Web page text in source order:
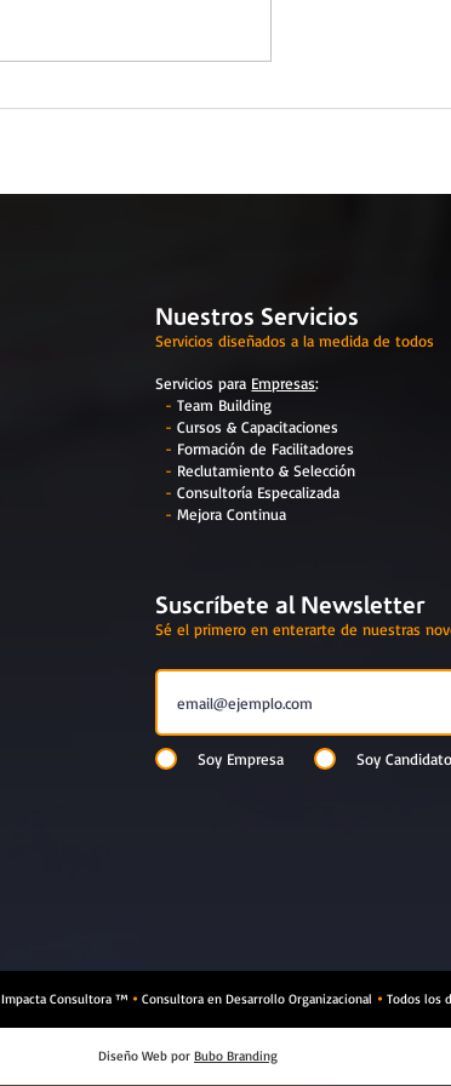
Nuestros Servicios
Servicios diseñados a la medida de todos
Servicios para Empresas:
- Team Building
- Cursos & Capacitaciones
- Formación de Facilitadores
- Reclutamiento & Selección
- Consultoría Especalizada
- Mejora Continua
Suscríbete al Newsletter
Sé el primero en enterarte de nuestras
Soy Empresa Soy Candidato
Impacta Consultora ™  Consultora en Desarrollo Organizacional  Todos los
Diseño Web por Bubo Branding